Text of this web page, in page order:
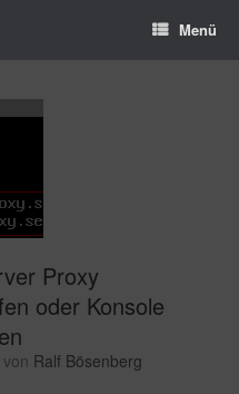
Menü
Proxy
oder Konsole
von Ralf Bösenberg